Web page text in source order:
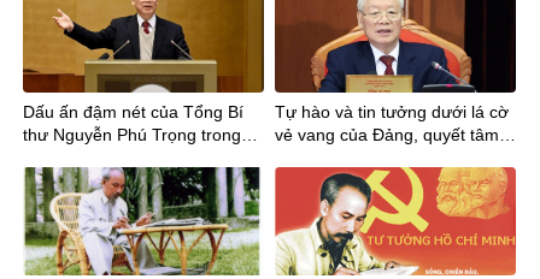
Dấu ấn đậm nét của Tổng Bí
thư Nguyễn Phú Trọng trong
Tự hào và tin tưởng dưới lá cờ
vẻ vang của Đảng, quyết tâm
ngày càng giàu mạnh, văn
minh, văn hiến và anh hùng